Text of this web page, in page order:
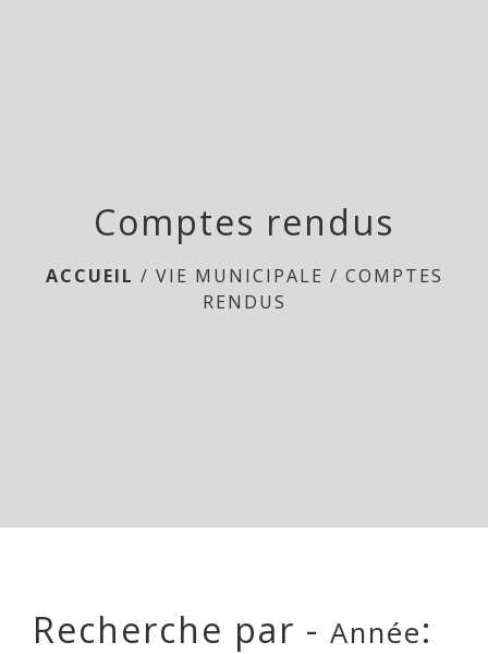
Comptes rendus
ACCUEIL / VIE MUNICIPALE / COMPTES
RENDUS
Recherche par - Année: